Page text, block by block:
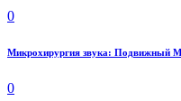
0
Микрохирургия звука: Подвижный
0